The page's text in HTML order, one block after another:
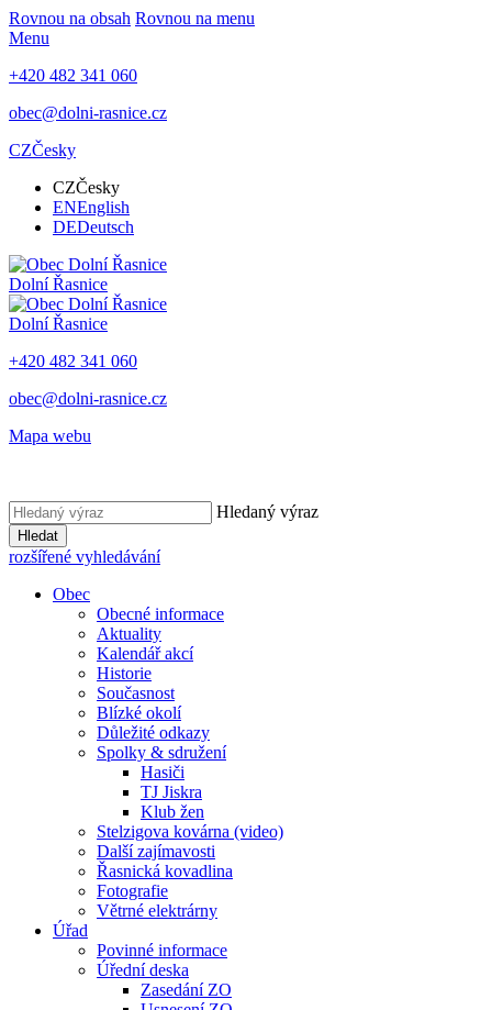
Rovnou na obsah Rovnou na menu
Menu
+420 482 341 060
obec@dolni-rasnice.cz
CZČesky
CZČesky
ENEnglish
DEDeutsch
Dolní Řasnice
Dolní Řasnice
+420 482 341 060
obec@dolni-rasnice.cz
Mapa webu
Hledaný výraz
Hledat
rozšířené vyhledávání
Obec
Obecné informace
Aktuality
Kalendář akcí
Historie
Současnost
Blízké okolí
Důležité odkazy
Spolky & sdružení
Hasiči
TJ Jiskra
Klub žen
Stelzigova kovárna (video)
Další zajímavosti
Řasnická kovadlina
Fotografie
Větrné elektrárny
Úřad
Povinné informace
Úřední deska
Zasedání ZO